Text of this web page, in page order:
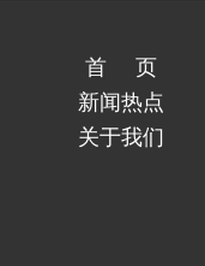
首页
新闻热点
关于我们